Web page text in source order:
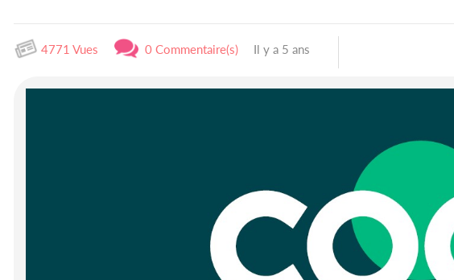
4771 Vues 0 Commentaire(s) Il y a 5 ans